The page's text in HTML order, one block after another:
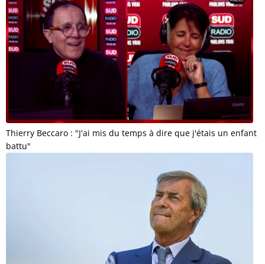
Thierry Beccaro : "J'ai mis du temps à dire que j'étais un enfant
battu"